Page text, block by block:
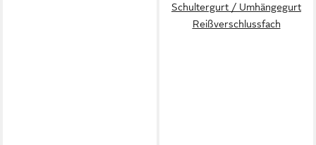
Schultergurt / Umhängegurt
Reißverschlussfach